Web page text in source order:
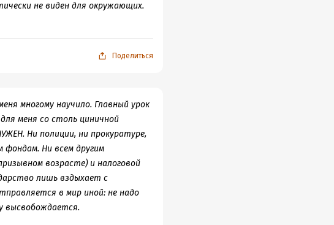
не виден для окружающих.
Поделиться
многому научило. Главный урок
меня со столь циничной
Ни полиции, ни прокуратуре,
фондам. Ни всем другим
возрасте) и налоговой
лишь вздыхает с
в мир иной: не надо
высвобождается.